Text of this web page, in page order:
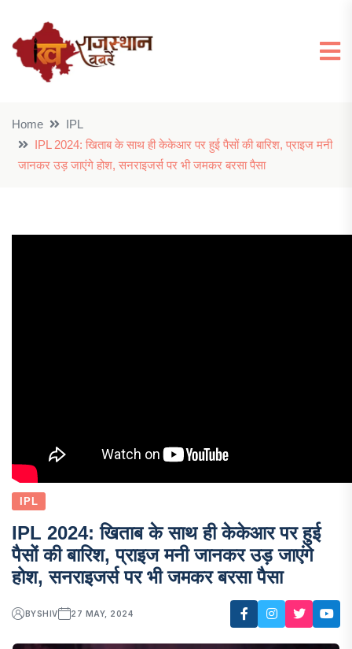
Home
IPL
IPL 2024: खिताब के साथ ही केकेआर पर हुई पैसों की बारिश, प्राइज मनी
जानकर उड़ जाएंगे होश, सनराइजर्स पर भी जमकर बरसा पैसा
IPL
IPL 2024: खिताब के साथ ही केकेआर पर हुई
पैसों की बारिश, प्राइज मनी जानकर उड़ जाएंगे
होश, सनराइजर्स पर भी जमकर बरसा पैसा
BYSHIV 27 MAY, 2024